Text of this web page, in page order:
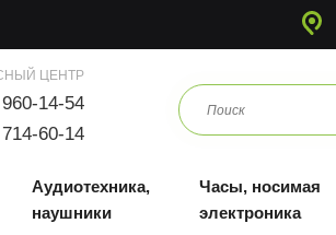
ЦЕНТР
14-54
60-14
Аудиотехника,
наушники
Часы, носимая
электроника